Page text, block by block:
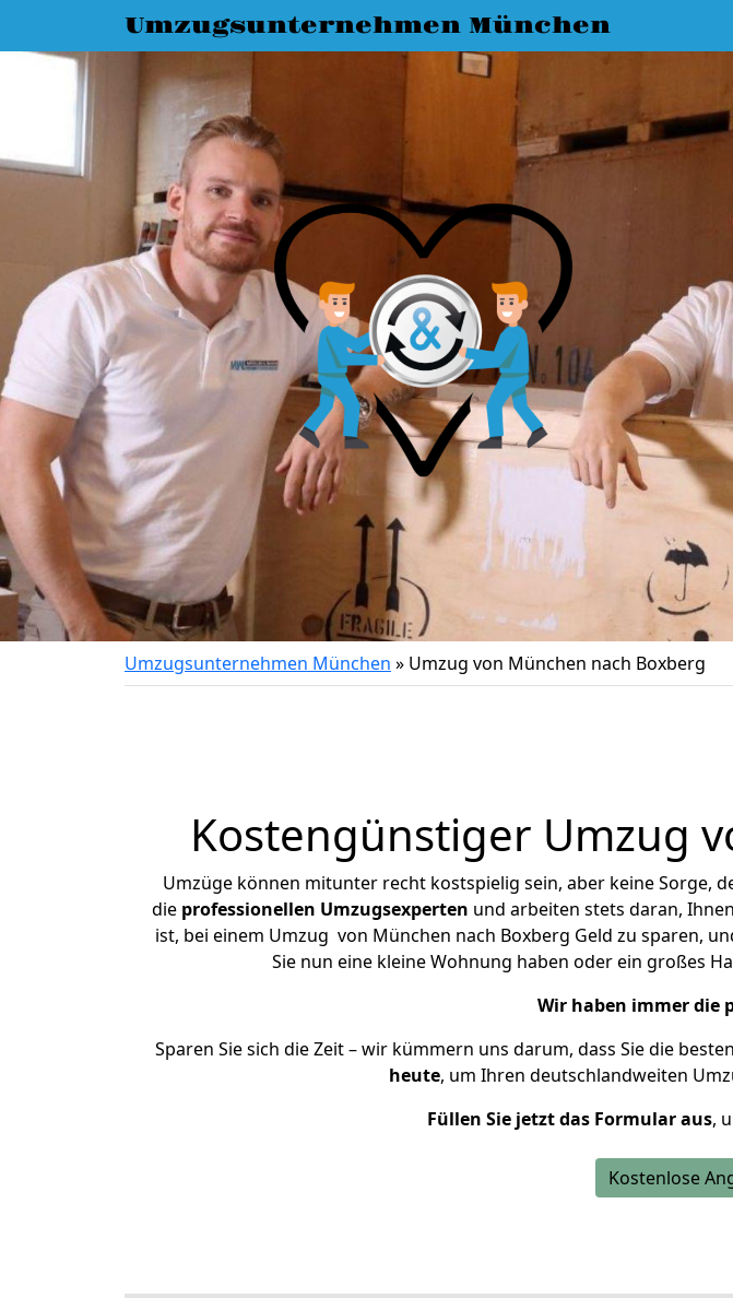
Umzugsunternehmen München
Umzugsunternehmen München » Umzug von München nach Boxberg
Kostengünstiger Umzug
Umzüge können mitunter recht kostspielig sein, aber keine Sorge,
die professionellen Umzugsexperten und arbeiten stets daran, Ihnen
ist, bei einem Umzug von München nach Boxberg Geld zu sparen,
Sie nun eine kleine Wohnung haben oder ein großes
Wir haben immer die
Sparen Sie sich die Zeit – wir kümmern uns darum, dass Sie die
heute, um Ihren deutschlandweiten
Füllen Sie jetzt das Formular aus,
Kostenlose